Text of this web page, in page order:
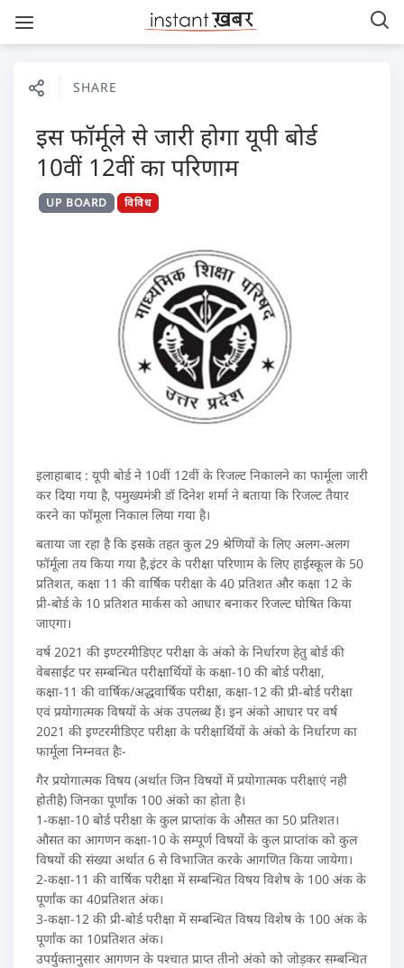
SHARE
इस फॉर्मूले से जारी होगा यूपी बोर्ड
10वीं 12वीं का परिणाम
UP BOARD विविध
इलाहाबाद : यूपी बोर्ड ने 10वीं 12वीं के रिजल्ट निकालने का फार्मूला जारी
कर दिया गया है, पमुख्यमंत्री डॉ दिनेश शर्मा ने बताया कि रिजल्ट तैयार
करने का फॉमूला निकाल लिया गया है।
बताया जा रहा है कि इसके तहत कुल 29 श्रेणियों के लिए अलग-अलग
फॉर्मूला तय किया गया है,इंटर के परीक्षा परिणाम के लिए हाईस्कूल के 50
प्रतिशत, कक्षा 11 की वार्षिक परीक्षा के 40 प्रतिशत और कक्षा 12 के
प्री-बोर्ड के 10 प्रतिशत मार्कस को आधार बनाकर रिजल्ट घोषित किया
जाएगा।
वर्ष 2021 की इण्टरमीडिएट परीक्षा के अंको के निर्धारण हेतु बोर्ड की
वेबसाईट पर सम्बन्धित परीक्षार्थियों के कक्षा-10 की बोर्ड परीक्षा,
कक्षा-11 की वार्षिक/अद्धवार्षिक परीक्षा, कक्षा-12 की प्री-बोर्ड परीक्षा
एवं प्रयोगात्मक विषयों के अंक उपलब्ध हैं। इन अंको आधार पर वर्ष
2021 की इण्टरमीडिएट परीक्षा के परीक्षार्थियों के अंको के निर्धारण का
फार्मूला निम्नवत हैः-
गैर प्रयोगात्मक विषय (अर्थात जिन विषयों में प्रयोगात्मक परीक्षाएं नही
होतीहै) जिनका पूर्णांक 100 अंको का होता है।
1-कक्षा-10 बोर्ड परीक्षा के कुल प्राप्तांक के औसत का 50 प्रतिशत।
औसत का आगणन कक्षा-10 के सम्पूर्ण विषयों के कुल प्राप्तांक को कुल
विषयों की संख्या अर्थात 6 से विभाजित करके आगणित किया जायेगा।
2-कक्षा-11 की वार्षिक परीक्षा में सम्बन्धित विषय विशेष के 100 अंक के
पूर्णांक का 40प्रतिशत अंक।
3-कक्षा-12 की प्री-बोर्ड परीक्षा में सम्बन्धित विषय विशेष के 100 अंक के
पूर्णांक का 10प्रतिशत अंक।
उपर्युक्तानुसार आगणन के पश्चात प्राप्त तीनो अंको को जोड़कर सम्बन्धित